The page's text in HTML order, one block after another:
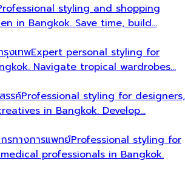
styling and shopping
in Bangkok. Save time, build…
รุงเทพExpert personal styling for
Navigate tropical wardrobes…
รรค์Professional styling for designers,
in Bangkok. Develop…
รทางการแพทย์Professional styling for
professionals in Bangkok.